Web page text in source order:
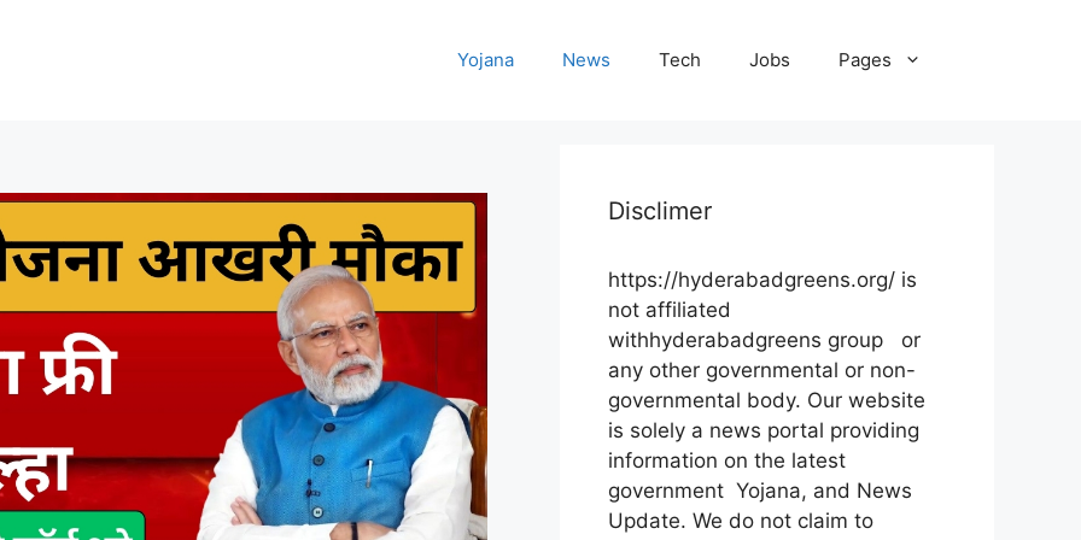
Yojana News Tech Jobs Pages
Disclimer
https://hyderabadgreens.org/ is
not affiliated
withhyderabadgreens group or
any other governmental or non-
governmental body. Our website
is solely a news portal providing
information on the latest
government Yojana, and News
Update. We do not claim to